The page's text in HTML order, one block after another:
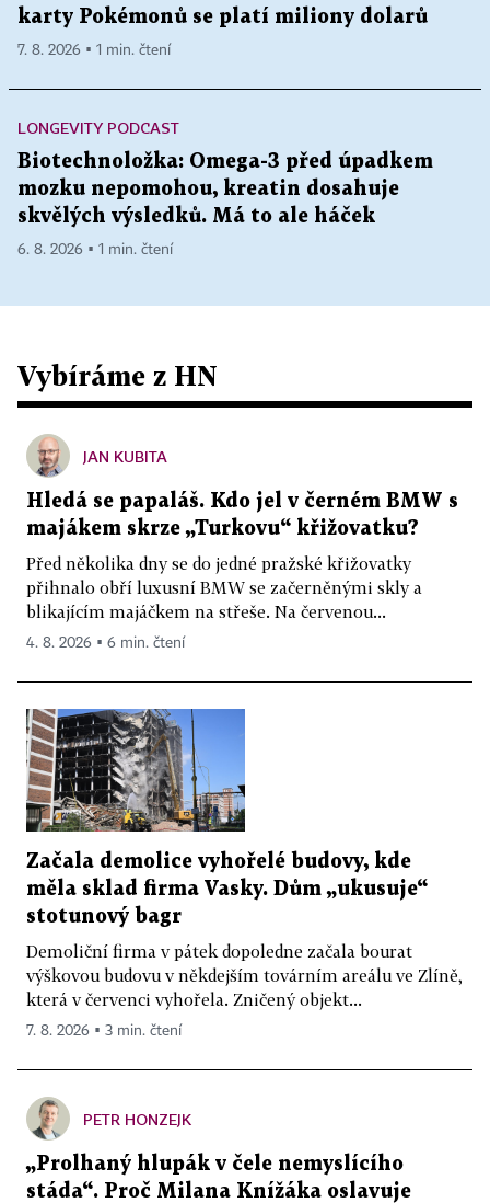
karty Pokémonů se platí miliony dolarů
7. 8. 2026 ▪ 1 min. čtení
LONGEVITY PODCAST
Biotechnoložka: Omega-3 před úpadkem
mozku nepomohou, kreatin dosahuje
skvělých výsledků. Má to ale háček
6. 8. 2026 ▪ 1 min. čtení
Vybíráme z HN
JAN KUBITA
Hledá se papaláš. Kdo jel v černém BMW s
majákem skrze „Turkovu“ křižovatku?
Před několika dny se do jedné pražské křižovatky
přihnalo obří luxusní BMW se začerněnými skly a
blikajícím majáčkem na střeše. Na červenou...
4. 8. 2026 ▪ 6 min. čtení
Začala demolice vyhořelé budovy, kde
měla sklad firma Vasky. Dům „ukusuje“
stotunový bagr
Demoliční firma v pátek dopoledne začala bourat
výškovou budovu v někdejším továrním areálu ve Zlíně,
která v červenci vyhořela. Zničený objekt...
7. 8. 2026 ▪ 3 min. čtení
PETR HONZEJK
„Prolhaný hlupák v čele nemyslícího
stáda“. Proč Milana Knížáka oslavuje